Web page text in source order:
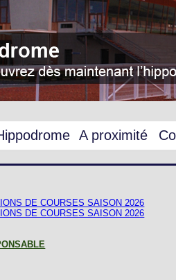
A proximité
DE COURSES SAISON 2026
DE COURSES SAISON 2026